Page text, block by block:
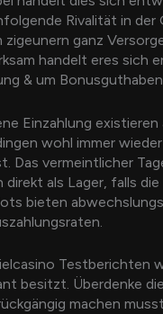
Rivalität in
ganz
handelt eres sich
& um
Einzahlung
wohl immer
Das vermeintlicher
als Lager, falls
bieten
Testberichten
besitzt. Überdenke
machen